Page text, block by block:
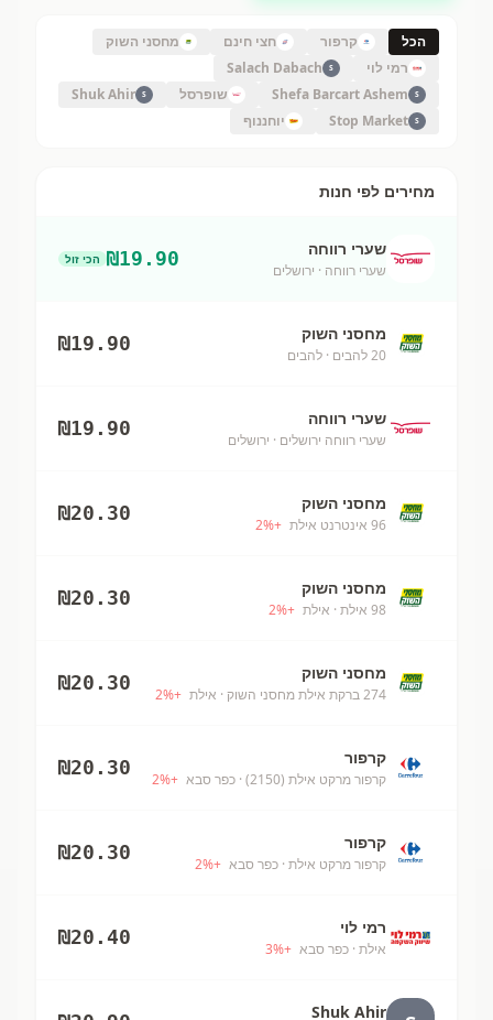
הכל קרפור חצי חינם
מחסני השוק
רמי לוי
S
Salach Dabach
S
Shefa Barcart Ashem שופרסל S
Shuk Ahir
S
Stop Market יוחננוף
מחירים לפי חנות
שערי רווחה
שערי רווחה · ירושלים
₪19.90 הכי זול
מחסני השוק
20 להבים · להבים
₪19.90
שערי רווחה
שערי רווחה ירושלים · ירושלים
₪19.90
מחסני השוק
96 אינטרנט אילת +
2%
₪20.30
מחסני השוק
98 אילת · אילת +
2%
₪20.30
מחסני השוק
274 ברקת אילת מחסני השוק · אילת +
2%
₪20.30
קרפור
קרפור מרקט אילת (2150) · כפר סבא +
2%
₪20.30
קרפור
קרפור מרקט אילת · כפר סבא +
2%
₪20.30
רמי לוי
אילת · כפר סבא +
3%
₪20.40
Shuk Ahir